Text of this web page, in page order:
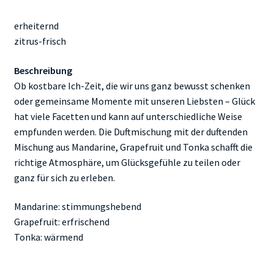
erheiternd
zitrus-frisch
Beschreibung
Ob kostbare Ich-Zeit, die wir uns ganz bewusst schenken
oder gemeinsame Momente mit unseren Liebsten – Glück
hat viele Facetten und kann auf unterschiedliche Weise
empfunden werden. Die Duftmischung mit der duftenden
Mischung aus Mandarine, Grapefruit und Tonka schafft die
richtige Atmosphäre, um Glücksgefühle zu teilen oder
ganz für sich zu erleben.
Mandarine: stimmungshebend
Grapefruit: erfrischend
Tonka: wärmend